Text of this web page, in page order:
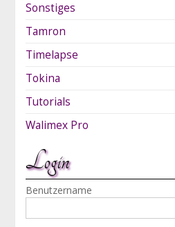
Sonstiges
Tamron
Timelapse
Tokina
Tutorials
Walimex Pro
Login
Benutzername